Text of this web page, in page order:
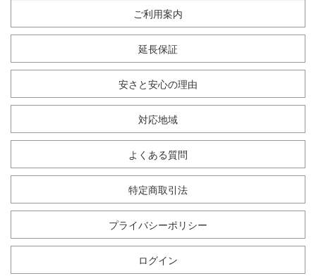
ご利用案内
延長保証
安さと安心の理由
対応地域
よくある質問
特定商取引法
プライバシーポリシー
ログイン